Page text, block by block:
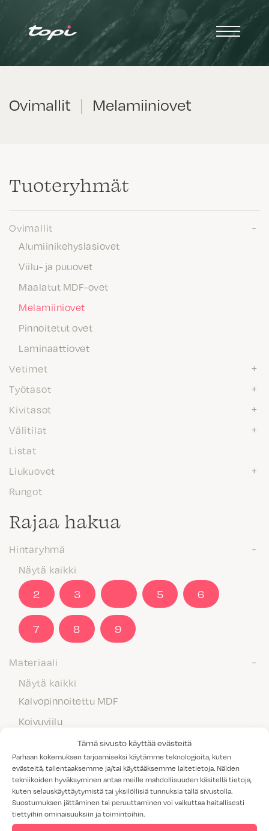
Tämä sivusto käyttää evästeitä
Parhaan kokemuksen tarjoamiseksi käytämme teknologioita, kuten
evästeitä, tallentaaksemme ja/tai käyttääksemme laitetietoja. Näiden
tekniikoiden hyväksyminen antaa meille mahdollisuuden käsitellä tietoja,
kuten selauskäyttäytymistä tai yksilöllisiä tunnuksia tällä sivustolla.
Suostumuksen jättäminen tai peruuttaminen voi vaikuttaa haitallisesti
tiettyihin ominaisuuksiin ja toimintoihin.
Ovimallit | Melamiiniovet
Tuote­ryhmät
Ovimallit
Alumiinikehyslasiovet
Viilu- ja puuovet
Maalatut MDF-ovet
Melamiiniovet
Pinnoitetut ovet
Laminaattiovet
Vetimet
Työtasot
Kivitasot
Välitilat
Listat
Liukuovet
Rungot
Rajaa hakua
Hintaryhmä
Näytä kaikki
2 3 5 6
7 8 9
Materiaali
Näytä kaikki
Kalvopinnoitettu MDF
Koivuviilu
Maalattu MDF
Massiivipuu
Melamiini
Tammiviilu